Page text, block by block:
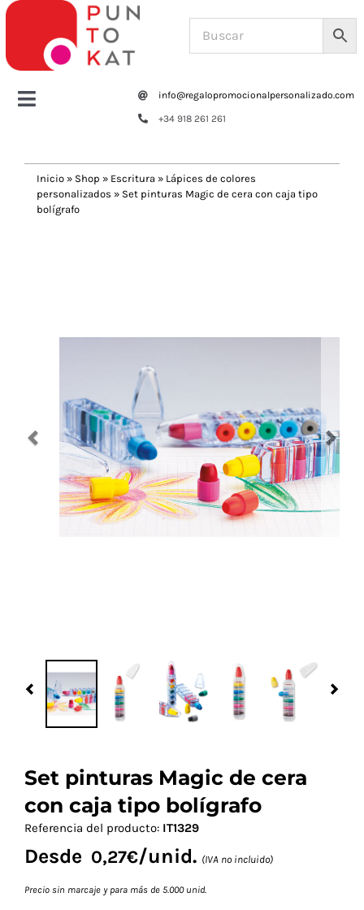
Saltar
contenido
Toggle
Tazas y botellas
Navidad 🎄 Invierno
Tecnología
Más Regalos
info@regalopromocionalpersonalizado.com
+34 918 261 261
Inicio » Shop » Escritura » Lápices de colores
personalizados » Set pinturas Magic de cera con caja tipo
bolígrafo
Previous
Set pinturas Magic de cera
con caja tipo bolígrafo
Referencia del producto: IT1329
Desde 0,27€/unid. (IVA no incluido)
Precio sin marcaje y para más de 5.000 unid.